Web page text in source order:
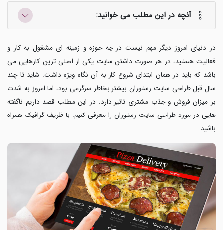
آنچه در این مطلب می خوانید:
در دنیای امروز دیگر مهم نیست در چه حوزه و زمینه ای مشغول به کار و
فعالیت هستید، در هر صورت داشتن سایت یکی از اصلی ترین کارهایی می
باشد که باید در همان ابتدای شروع کار به آن نگاه ویژه داشت. شاید تا چند
سال قبل طراحی سایت رستوران بیشتر بخاطر سرگرمی بود، اما امروز به شدت
بر میزان فروش و جذب مشتری تاثیر دارد. در این مطلب قصد داریم ناگفته
هایی در مورد طراحی سایت رستوران را معرفی کنیم. با ظریف گرافیک همراه
باشید.